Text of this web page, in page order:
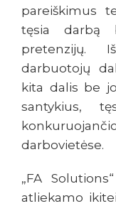
pareiškimus
tęsia darbą
pretenzijų.
darbuotojų
kita dalis be
santykius,
darbovietėse.
„FA
atliekamo